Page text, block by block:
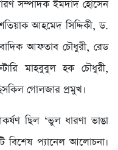
সম্পাদক ইমদাদ হোসেন
আহমেদ সিদ্দিকী, ড.
আফতাব চৌধুরী, রেড
মাহবুবুল হক চৌধুরী,
গোলজার প্রমুখ।
ছিল ‘ভুল ধারণা ভাঙা
বিশেষ প্যানেল আলোচনা।